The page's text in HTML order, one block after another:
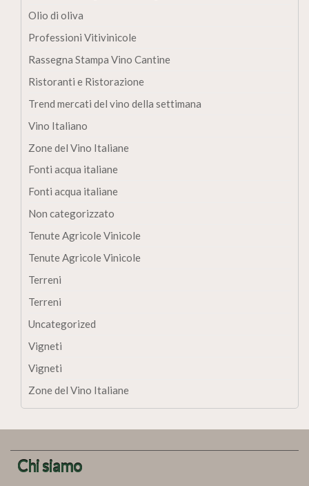
Olio di oliva
Professioni Vitivinicole
Rassegna Stampa Vino Cantine
Ristoranti e Ristorazione
Trend mercati del vino della settimana
Vino Italiano
Zone del Vino Italiane
Fonti acqua italiane
Fonti acqua italiane
Non categorizzato
Tenute Agricole Vinicole
Tenute Agricole Vinicole
Terreni
Terreni
Uncategorized
Vigneti
Vigneti
Zone del Vino Italiane
Chi siamo